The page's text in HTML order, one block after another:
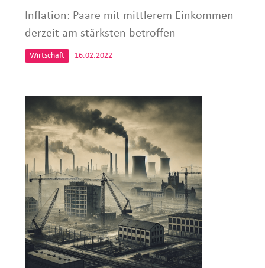
Inflation: Paare mit mittlerem Einkommen
derzeit am stärksten betroffen
Wirtschaft 16.02.2022